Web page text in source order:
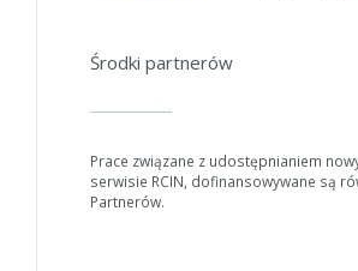
Środki partnerów
Prace związane z udostępnianiem
serwisie RCIN, dofinansowywane są
Partnerów.